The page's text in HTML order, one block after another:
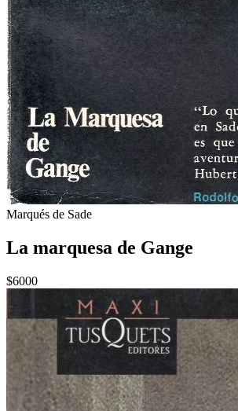
Marqués de Sade
La marquesa de Gange
$6000